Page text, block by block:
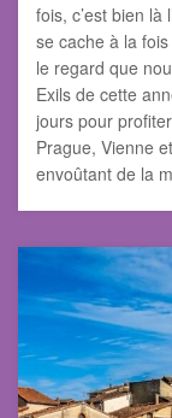
fois, c’est bien là
se cache à la
le regard que
Exils de cette
jours pour
Prague, Vienne
envoûtant de la